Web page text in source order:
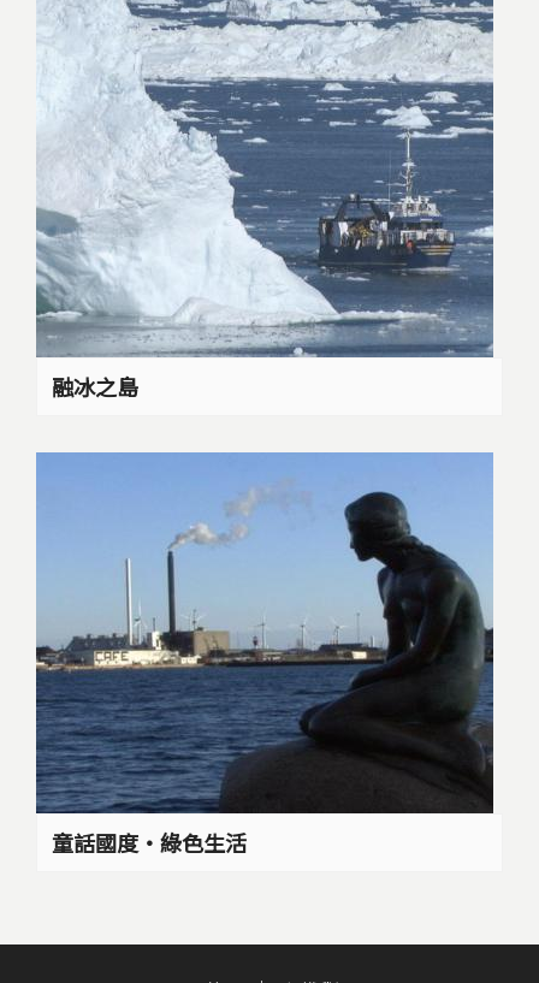
融冰之島
童話國度‧綠色生活